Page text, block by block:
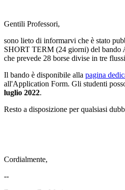
Gentili Professori,
sono lieto di informarvi che è stato
SHORT TERM (24 giorni) del
che prevede 28 borse divise in tre
Il bando è disponibile alla pagina
all'Application Form. Gli studenti
luglio 2022.
Resto a disposizione per qualsiasi
Cordialmente,
--